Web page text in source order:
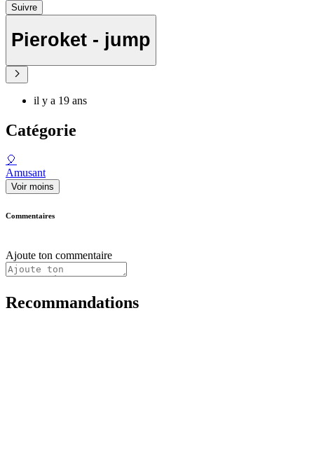
Suivre
Pieroket - jump
il y a 19 ans
Catégorie
🎈
Amusant
Voir moins
Commentaires
Ajoute ton commentaire
Recommandations